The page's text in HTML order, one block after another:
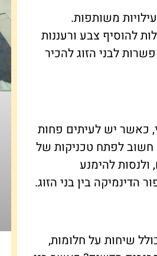
משותפות.
להוסיף צבע ורעננות
לבני הזוג להכיר
כאשר יש לעיתים פחות
חשוב לפתח טכניקות של
להימנע
הדינמיקה בין בני הזוג.
שיחות על חלומות,